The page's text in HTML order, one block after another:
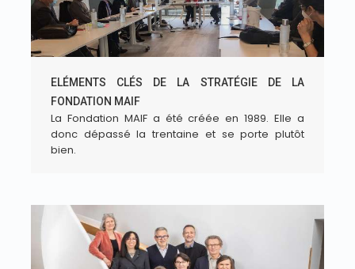
ELÉMENTS CLÉS DE LA STRATÉGIE DE LA
FONDATION MAIF
La Fondation MAIF a été créée en 1989. Elle a
donc dépassé la trentaine et se porte plutôt
bien.